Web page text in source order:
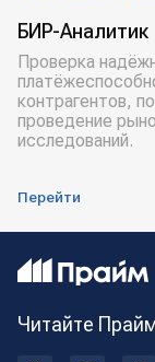
БИР-Аналитик
Проверка
контрагентов,
проведение
исследований.
Перейти
Читайте